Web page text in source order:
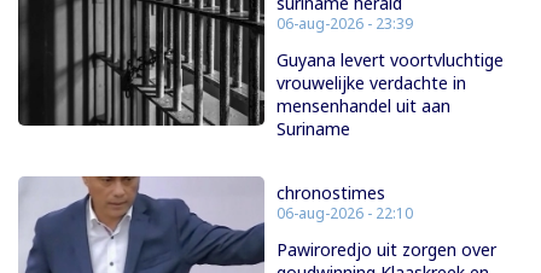
06-aug-2026 - 23:39
Guyana levert voortvluchtige
vrouwelijke verdachte in
mensenhandel uit aan
Suriname
chronostimes
06-aug-2026 - 22:10
Pawiroredjo uit zorgen over